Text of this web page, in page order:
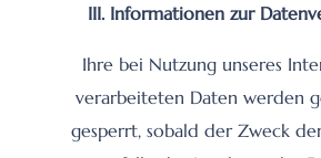
III. Informationen zur
Ihre bei Nutzung unseres
verarbeiteten Daten werden
gesperrt, sobald der Zweck